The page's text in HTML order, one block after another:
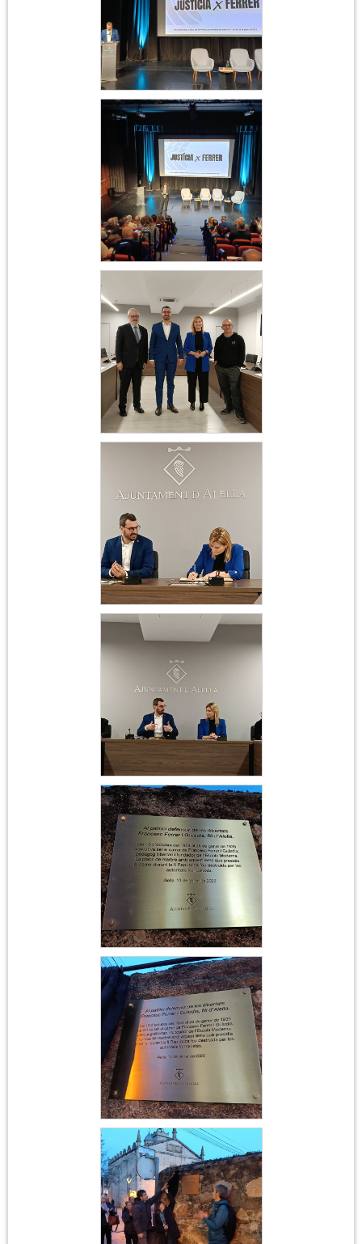
Acte institucional
Ferrer i Guàrdia
Ferrer i Guàrdia
Acte institucional
Ferrer i Guàrdia
Acte institucional
Ferrer i Guàrdia
Acte institucional
Ferrer i Guàrdia
Acte institucional
Ferrer i Guàrdia
Acte institucional
Ferrer i Guàrdia